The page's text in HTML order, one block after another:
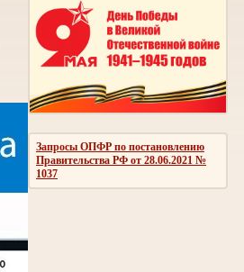
Запросы ОПФР по постановлению
Правительства РФ от 28.06.2021 №
1037